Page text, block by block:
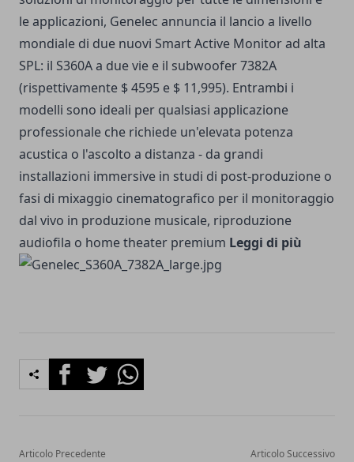
le applicazioni, Genelec annuncia il lancio a livello
mondiale di due nuovi Smart Active Monitor ad alta
SPL: il S360A a due vie e il subwoofer 7382A
(rispettivamente $ 4595 e $ 11,995). Entrambi i
modelli sono ideali per qualsiasi applicazione
professionale che richiede un'elevata potenza
acustica o l'ascolto a distanza - da grandi
installazioni immersive in studi di post-produzione o
fasi di mixaggio cinematografico per il monitoraggio
dal vivo in produzione musicale, riproduzione
audiofila o home theater premium Leggi di più
FacebookTwitterWhatsapp
Articolo Precedente Articolo Successivo